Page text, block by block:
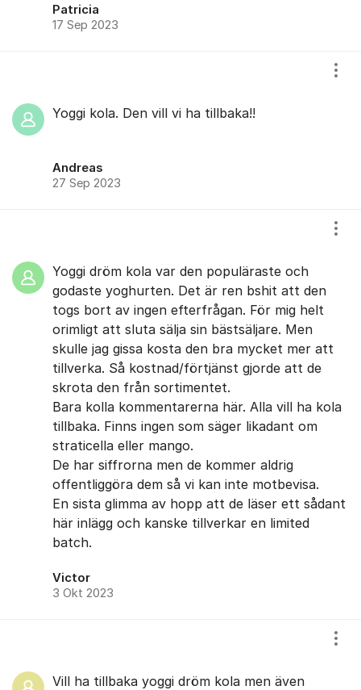
Patricia
17 Sep 2023
Yoggi kola. Den vill vi ha tillbaka!!
Andreas
27 Sep 2023
Yoggi dröm kola var den populäraste och
godaste yoghurten. Det är ren bshit att den
togs bort av ingen efterfrågan. För mig helt
orimligt att sluta sälja sin bästsäljare. Men
skulle jag gissa kosta den bra mycket mer att
tillverka. Så kostnad/förtjänst gjorde att de
skrota den från sortimentet.
Bara kolla kommentarerna här. Alla vill ha kola
tillbaka. Finns ingen som säger likadant om
straticella eller mango.
De har siffrorna men de kommer aldrig
offentliggöra dem så vi kan inte motbevisa.
En sista glimma av hopp att de läser ett sådant
här inlägg och kanske tillverkar en limited
batch.
Victor
3 Okt 2023
Vill ha tillbaka yoggi dröm kola men även